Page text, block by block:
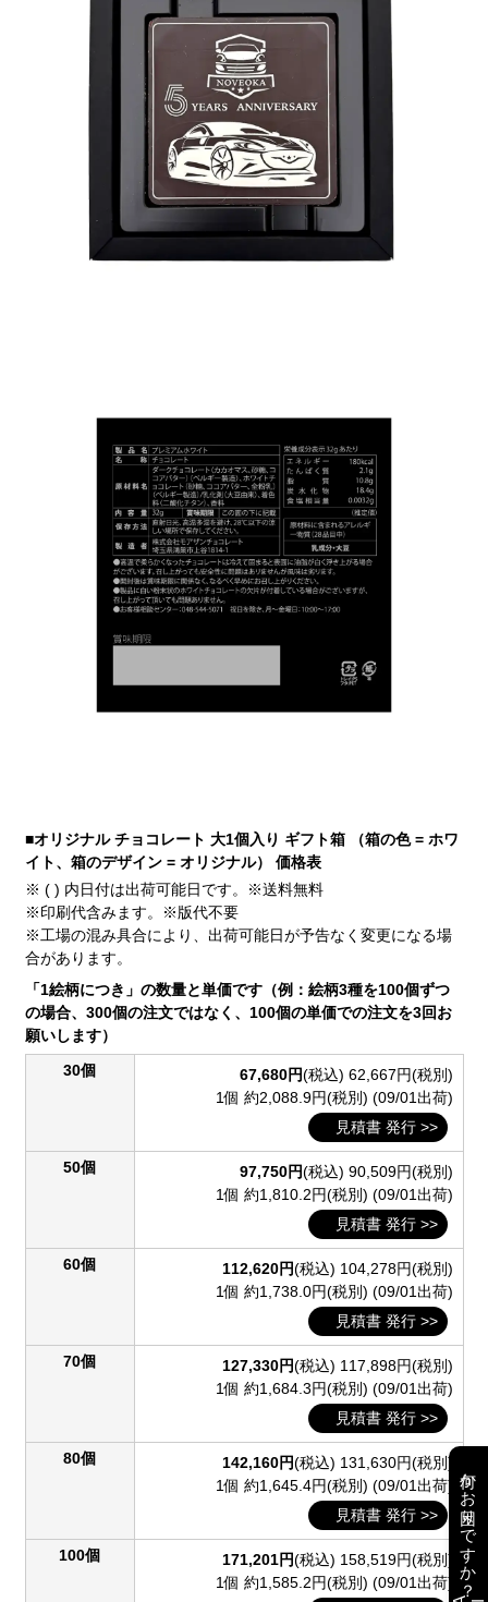
■オリジナル チョコレート 大1個入り ギフト箱 （箱の色 = ホワ
イト、箱のデザイン = オリジナル） 価格表
※ ( ) 内日付は出荷可能日です。※送料無料
※印刷代含みます。※版代不要
※工場の混み具合により、出荷可能日が予告なく変更になる場
合があります。
「1絵柄につき」の数量と単価です（例：絵柄3種を100個ずつ
の場合、300個の注文ではなく、100個の単価での注文を3回お
願いします）
30個
67,680円(税込) 62,667円(税別)
1個 約2,088.9円(税別) (09/01出荷)
見積書 発行 >>
50個 97,750円(税込) 90,509円(税別)
1個 約1,810.2円(税別) (09/01出荷)
見積書 発行 >>
60個 112,620円(税込) 104,278円(税別)
1個 約1,738.0円(税別) (09/01出荷)
見積書 発行 >>
70個 127,330円(税込) 117,898円(税別)
1個 約1,684.3円(税別) (09/01出荷)
見積書 発行 >>
80個 142,160円(税込) 131,630円(税別)
1個 約1,645.4円(税別) (09/01出荷)
見積書 発行 >>
100個 171,201円(税込) 158,519円(税別)
1個 約1,585.2円(税別) (09/01出荷) 何かお困りですか？